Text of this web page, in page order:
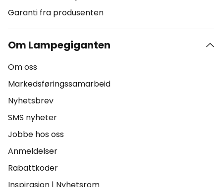
Garanti fra produsenten
Om Lampegiganten
Om oss
Markedsføringssamarbeid
Nyhetsbrev
SMS nyheter
Jobbe hos oss
Anmeldelser
Rabattkoder